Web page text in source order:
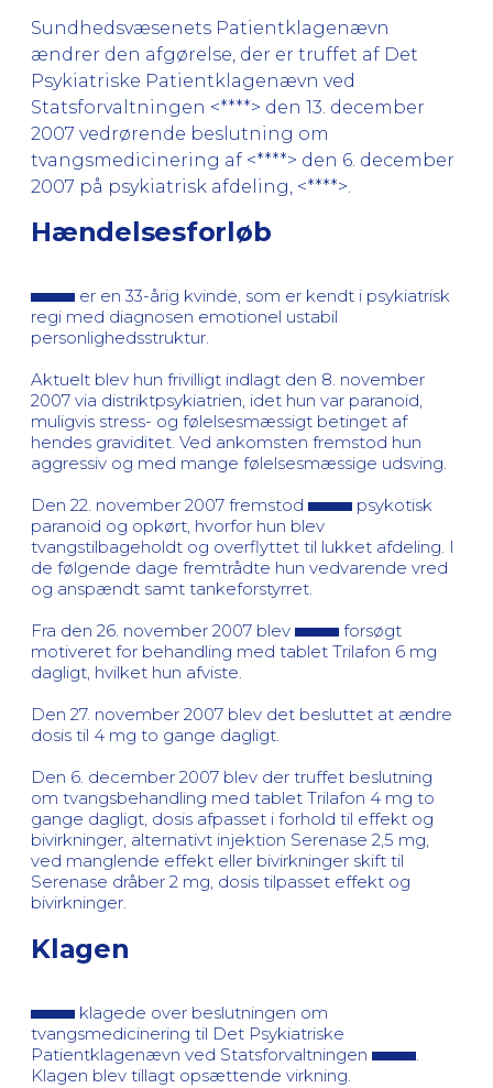
Sundhedsvæsenets Patientklagenævn
ændrer den afgørelse, der er truffet af Det
Psykiatriske Patientklagenævn ved
Statsforvaltningen <****> den 13. december
2007 vedrørende beslutning om
tvangsmedicinering af <****> den 6. december
2007 på psykiatrisk afdeling, <****>.
Hændelsesforløb
er en 33-årig kvinde, som er kendt i psykiatrisk
regi med diagnosen emotionel ustabil
personlighedsstruktur.
Aktuelt blev hun frivilligt indlagt den 8. november
2007 via distriktpsykiatrien, idet hun var paranoid,
muligvis stress- og følelsesmæssigt betinget af
hendes graviditet. Ved ankomsten fremstod hun
aggressiv og med mange følelsesmæssige udsving.
Den 22. november 2007 fremstod
psykotisk
paranoid og opkørt, hvorfor hun blev
tvangstilbageholdt og overflyttet til lukket afdeling. I
de følgende dage fremtrådte hun vedvarende vred
og anspændt samt tankeforstyrret.
Fra den 26. november 2007 blev
forsøgt
motiveret for behandling med tablet Trilafon 6 mg
dagligt, hvilket hun afviste.
Den 27. november 2007 blev det besluttet at ændre
dosis til 4 mg to gange dagligt.
Den 6. december 2007 blev der truffet beslutning
om tvangsbehandling med tablet Trilafon 4 mg to
gange dagligt, dosis afpasset i forhold til effekt og
bivirkninger, alternativt injektion Serenase 2,5 mg,
ved manglende effekt eller bivirkninger skift til
Serenase dråber 2 mg, dosis tilpasset effekt og
bivirkninger.
Klagen
klagede over beslutningen om
tvangsmedicinering til Det Psykiatriske
Patientklagenævn ved Statsforvaltningen
Klagen blev tillagt opsættende virkning.